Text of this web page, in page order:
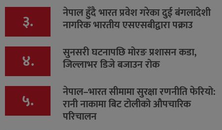
३. नेपाल हुँदै भारत प्रवेश गरेका दुई बंगलादेशी
नागरिक भारतीय एसएसबीद्वारा पक्राउ
४. सुनसरी घटनापछि मोरङ प्रशासन कडा,
जिल्लाभर डिजे बजाउन रोक
५. नेपाल–भारत सीमामा सुरक्षा रणनीति फेरियो:
रानी नाकामा बिट टोलीको औपचारिक
परिचालन